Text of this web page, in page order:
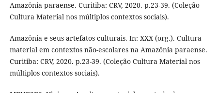
Amazônia paraense. Curitiba: CRV, 2020. p.23-39. (Coleção
Cultura Material nos múltiplos contextos sociais).
Amazônia e seus artefatos culturais. In: XXX (org.). Cultura
material em contextos não-escolares na Amazônia paraense.
Curitiba: CRV, 2020. p.23-39. (Coleção Cultura Material nos
múltiplos contextos sociais).